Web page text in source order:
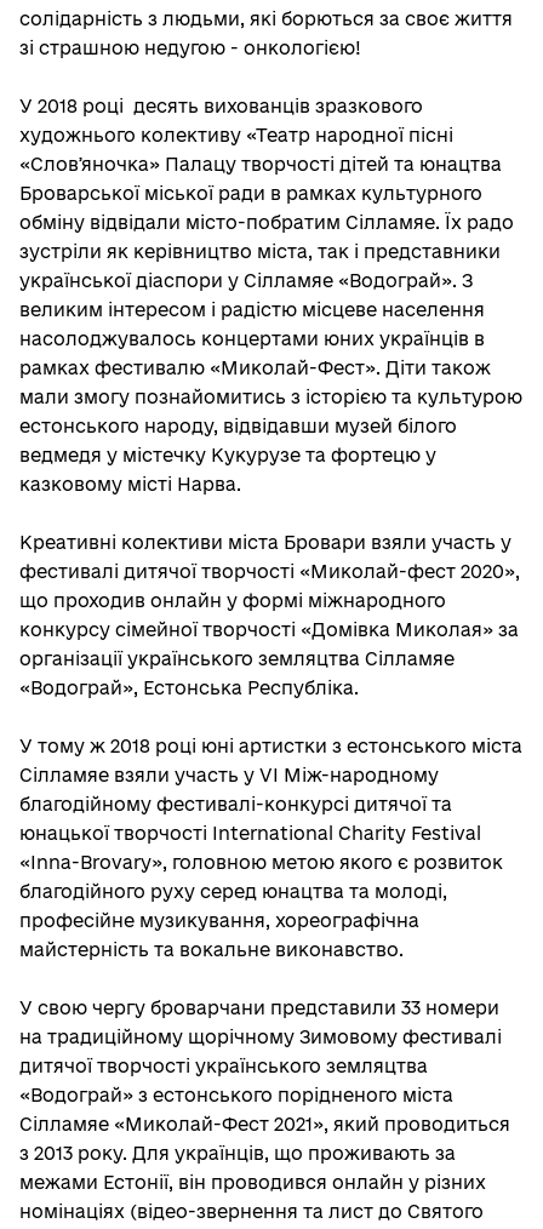
солідарність з людьми, які борються за своє життя
зі страшною недугою - онкологією!
У 2018 році десять вихованців зразкового
художнього колективу «Театр народної пісні
«Словʼяночка» Палацу творчості дітей та юнацтва
Броварської міської ради в рамках культурного
обміну відвідали місто-побратим Сілламяе. Їх радо
зустріли як керівництво міста, так і представники
української діаспори у Сілламяе «Водограй». З
великим інтересом і радістю місцеве населення
насолоджувалось концертами юних українців в
рамках фестивалю «Миколай-Фест». Діти також
мали змогу познайомитись з історією та культурою
естонського народу, відвідавши музей білого
ведмедя у містечку Кукурузе та фортецю у
казковому місті Нарва.
Креативні колективи міста Бровари взяли участь у
фестивалі дитячої творчості «Миколай-фест 2020»,
що проходив онлайн у формі міжнародного
конкурсу сімейної творчості «Домівка Миколая» за
організації українського земляцтва Сілламяе
«Водограй», Естонська Республіка.
У тому ж 2018 році юні артистки з естонського міста
Сілламяе взяли участь у VІ Між-народному
благодійному фестивалі-конкурсі дитячої та
юнацької творчості International Charity Festival
«Inna-Brovary», головною метою якого є розвиток
благодійного руху серед юнацтва та молоді,
професійне музикування, хореографічна
майстерність та вокальне виконавство.
У свою чергу броварчани представили 33 номери
на традиційному щорічному Зимовому фестивалі
дитячої творчості українського земляцтва
«Водограй» з естонського порідненого міста
Сілламяе «Миколай-Фест 2021», який проводиться
з 2013 року. Для українців, що проживають за
межами Естонії, він проводився онлайн у різних
номінаціях (відео-звернення та лист до Святого